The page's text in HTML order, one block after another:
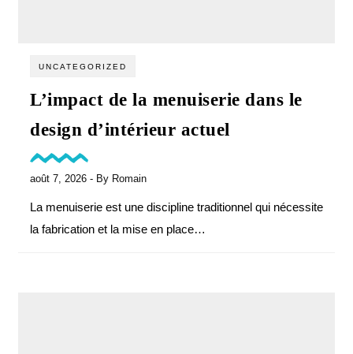
UNCATEGORIZED
L’impact de la menuiserie dans le
design d’intérieur actuel
août 7, 2026 - By Romain
La menuiserie est une discipline traditionnel qui nécessite
la fabrication et la mise en place…